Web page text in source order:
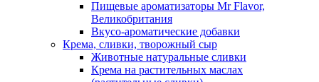
Пищевые ароматизаторы Mr Flavor,
Великобритания
Вкусо-ароматические добавки
Крема, сливки, творожный сыр
Животные натуральные сливки
Крема на растительных маслах